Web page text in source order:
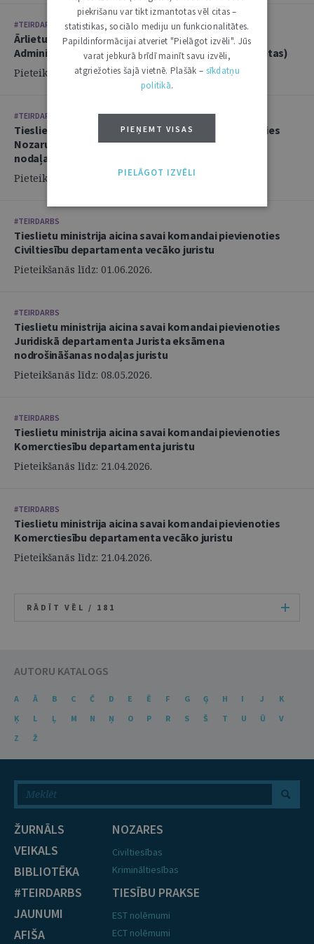
#TEIRDARBS
Ārlietu ministrija aicina savā komandā pievienoties
Administratīvi tiesiskās nodaļas juristu (2 amata vietas)
Pieteikšanās līdz: 14.06.2026.
#TEIRDARBS
Tieslietu ministrija aicina savai komandai pievienoties
Nozaru politikas departamenta Politikas izstrādes
nodaļas juristu
Pieteikšanās līdz: 02.06.2026.
#TEIRDARBS
Tieslietu ministrija aicina savai komandai pievienoties
Civiltiesību departamenta vecāko juristu
Pieteikšanās līdz: 01.06.2026.
#TEIRDARBS
Tieslietu ministrija aicina savai komandai pievienoties
Juridiskā departamenta Jurista eksāmena
nodrošināšanas nodaļas juristu
Pieteikšanās līdz: 08.05.2026.
#TEIRDARBS
Tieslietu ministrija aicina savai komandai pievienoties
Komerctiesību departamenta juristu
Pieteikšanās līdz: 21.04.2026.
#TEIRDARBS
Tieslietu ministrija aicina savai komandai pievienoties
Komerctiesību departamenta vecāko juristu
Pieteikšanās līdz: 21.04.2026.
RĀDĪT VĒL / 181
AUTORU KATALOGS
A Ā B C Č D E Ē F G Ģ H I J
K
Ķ
L Ļ M N Ņ O P R S Š T U Ū
V
Z
Ž
ŽURNĀLS
VEIKALS
BIBLIOTĒKA
#TEIRDARBS
JAUNUMI
AFIŠA
NOZARES
Civiltiesības
Krimināltiesības
TIESĪBU PRAKSE
EST nolēmumi
ECT nolēmumi
piekrišanu var tikt izmantotas vēl citas –
statistikas, sociālo mediju un funkcionalitātes.
Papildinformācijai atveriet "Pielāgot izvēli". Jūs
varat jebkurā brīdī mainīt savu izvēli,
atgriežoties šajā vietnē. Plašāk – sīkdatņu
politikā.
PIEŅEMT VISAS
PIELĀGOT IZVĒLI